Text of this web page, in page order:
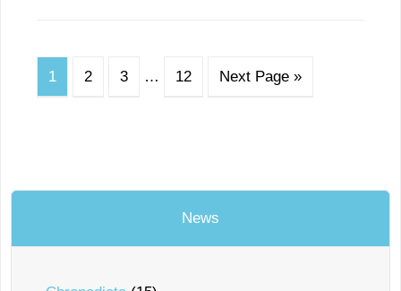
1 2 3 … 12 Next Page »
News